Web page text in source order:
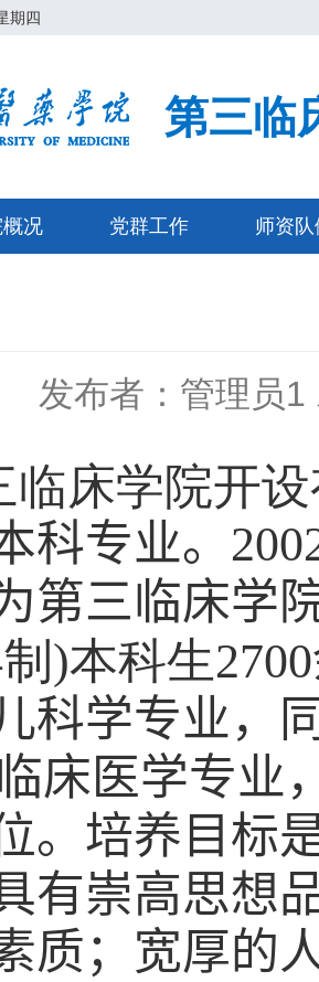
期四
第三临
况 党群工作 师资队
发布者：管理员1
临床学院开
科专业。
第三临床学
)本科生2700
科学专业，
床医学专业
。培养目标
有崇高思想
质；宽厚的